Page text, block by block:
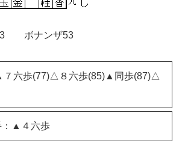
ボナンザ53
７六歩(77)△８六歩(85)▲同歩(87)△
：▲４六歩